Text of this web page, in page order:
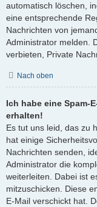
automatisch löschen,
eine entsprechende
Nachrichten von
Administrator melden.
verbieten, Private
Nach oben
Ich habe eine Spam-
erhalten!
Es tut uns leid, das zu
hat einige
Nachrichten senden,
Administrator die
weiterleiten. Dabei ist
mitzuschicken. Diese
E-Mail verschickt hat.